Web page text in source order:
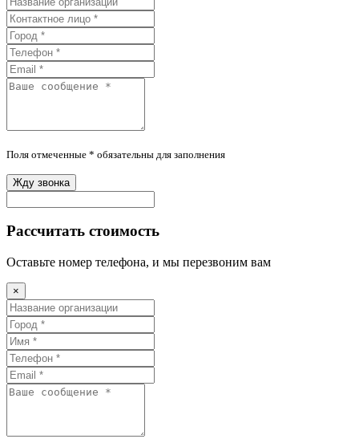
Поля отмеченные * обязательны для заполнения
Жду звонка
Рассчитать стоимость
Оставьте номер телефона, и мы перезвоним вам
×